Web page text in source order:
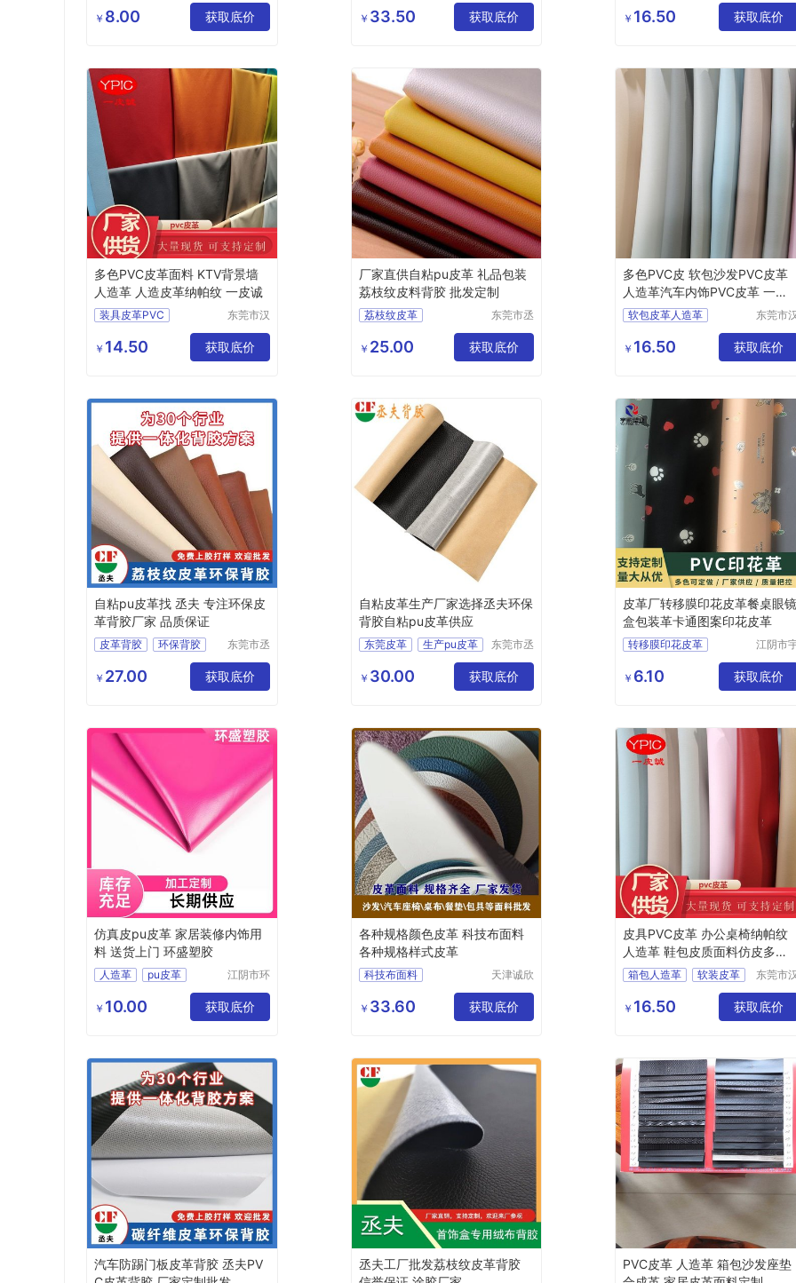
化妆盒PVC皮革
限公司
￥ 8.00 获取底价
皮革面料价格
有限公司
￥ 33.50 获取底价
PVC皮革批发
限公司
￥ 16.50 获取底价
多色PVC皮革面料 KTV背景墙
人造革 人造皮革纳帕纹 一皮诚
装具皮革PVC
纳帕纹PVC皮革
东莞市汉
限公司
￥ 14.50 获取底价
厂家直供自粘pu皮革 礼品包装
荔枝纹皮料背胶 批发定制
荔枝纹皮革
背胶自粘皮革
背胶皮革
东莞市丞
品有限公
司
￥ 25.00 获取底价
多色PVC皮 软包沙发PVC皮革
人造革汽车内饰PVC皮革 一皮
诚软包皮革人造革
PVC皮革工厂
东莞市
限公司
￥ 16.50 获取底价
自粘pu皮革找 丞夫 专注环保皮
革背胶厂家 品质保证
皮革背胶
环保背胶
带胶皮革
皮革背胶价格
东莞市丞
品有限公
司
￥ 27.00 获取底价
自粘皮革生产厂家选择丞夫环保
背胶自粘pu皮革供应
东莞皮革
生产pu皮革
厂家pu皮革
东莞市丞
品有限公
司
￥ 30.00 获取底价
皮革厂转移膜印花皮革餐桌眼
盒包装革卡通图案印花皮革
转移膜印花皮革
江阴市
限公司
￥ 6.10 获取底价
仿真皮pu皮革 家居装修内饰用
料 送货上门 环盛塑胶
人造革
pu皮革
PU透气皮革
江阴市环
限公司
￥ 10.00 获取底价
各种规格颜色皮革 科技布面料
各种规格样式皮革
科技布面料
各种规格样式皮革
天津诚欣
有限公司
￥ 33.60 获取底价
皮具PVC皮革 办公桌椅纳帕纹
人造革 鞋包皮质面料仿皮多色
西皮
箱包人造革
软装皮革
汽车内饰PVC皮革
东莞市
限公司
￥ 16.50 获取底价
汽车防踢门板皮革背胶 丞夫PV
丞夫工厂批发荔枝纹皮革背胶
PⅤC皮革 人造革 箱包沙发座垫